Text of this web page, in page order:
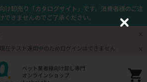
け卸売り「カタログサイト」です。消費者様のご注
できませんのでご了承ください。
在テスト運用中のためログインはできません
C